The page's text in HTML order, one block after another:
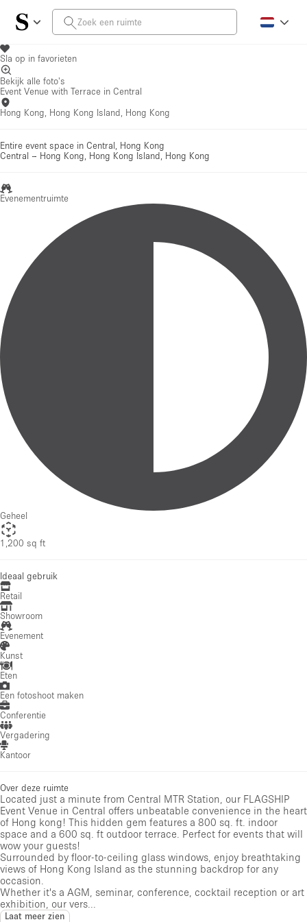
Sla op in favorieten
Bekijk alle foto's
Event Venue with Terrace in Central
Hong Kong, Hong Kong Island, Hong Kong
Entire event space in Central, Hong Kong
Central – Hong Kong, Hong Kong Island, Hong Kong
Evenementruimte
Geheel
1,200 sq ft
Ideaal gebruik
Retail
Showroom
Evenement
Kunst
Eten
Een fotoshoot maken
Conferentie
Vergadering
Kantoor
Over deze ruimte
Located just a minute from Central MTR Station, our FLAGSHIP
Event Venue in Central offers unbeatable convenience in the heart
of Hong kong! This hidden gem features a 800 sq. ft. indoor
space and a 600 sq. ft outdoor terrace. Perfect for events that will
wow your guests!
Surrounded by floor-to-ceiling glass windows, enjoy breathtaking
views of Hong Kong Island as the stunning backdrop for any
occasion.
Whether it's a AGM, seminar, conference, cocktail reception or art
exhibition, our vers...
Laat meer zien